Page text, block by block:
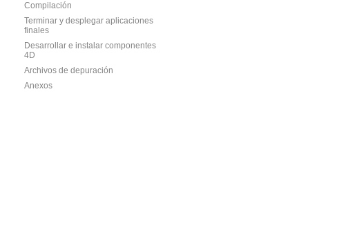
Compilación
Terminar y desplegar aplicaciones
finales
Desarrollar e instalar componentes
4D
Archivos de depuración
Anexos